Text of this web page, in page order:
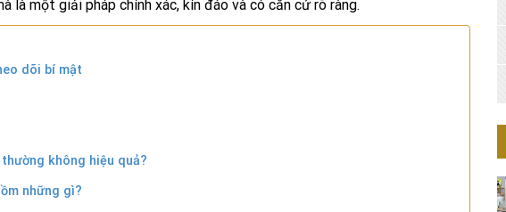
là một giải pháp chính xác, kín đáo và có căn cứ rõ ràng.
dõi bí mật
không hiệu quả?
những gì?